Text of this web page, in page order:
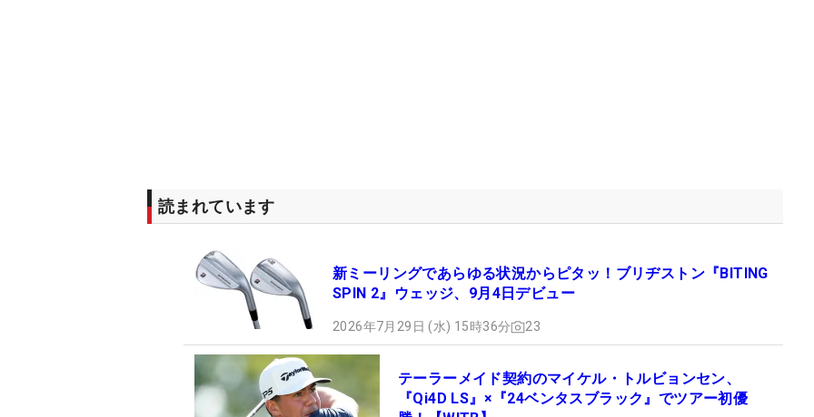
読まれています
新ミーリングであらゆる状況からピタッ！ブリヂストン『BITING
SPIN 2』ウェッジ、9月4日デビュー
2026年7月29日 (水) 15時36分 23
テーラーメイド契約のマイケル・トルビョンセン、
『Qi4D LS』×『24ベンタスブラック』でツアー初優